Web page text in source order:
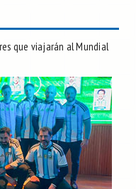
que viajarán al Mundial